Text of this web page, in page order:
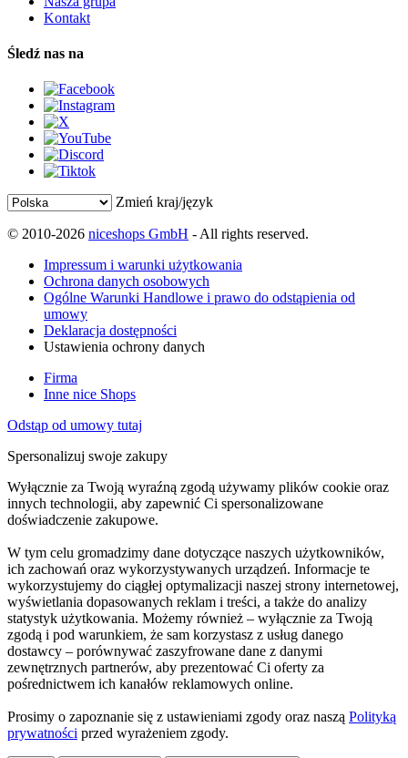
Kontakt
Śledź nas na
Zmień kraj/język
© 2010-2026 niceshops GmbH - All rights reserved.
Impressum i warunki użytkowania
Ochrona danych osobowych
Ogólne Warunki Handlowe i prawo do odstąpienia od
umowy
Deklaracja dostępności
Ustawienia ochrony danych
Firma
Inne nice Shops
Odstąp od umowy tutaj
Spersonalizuj swoje zakupy
Wyłącznie za Twoją wyraźną zgodą używamy plików cookie oraz
innych technologii, aby zapewnić Ci spersonalizowane
doświadczenie zakupowe.
W tym celu gromadzimy dane dotyczące naszych użytkowników,
ich zachowań oraz wykorzystywanych urządzeń. Informacje te
wykorzystujemy do ciągłej optymalizacji naszej strony internetowej,
wyświetlania dopasowanych reklam i treści, a także do analizy
statystyk użytkowania. Możemy również – wyłącznie za Twoją
zgodą i pod warunkiem, że sam korzystasz z usług danego
dostawcy – porównywać zaszyfrowane dane z danymi
zewnętrznych partnerów, aby prezentować Ci oferty za
pośrednictwem ich kanałów reklamowych online.
Prosimy o zapoznanie się z ustawieniami zgody oraz naszą Polityką
prywatności przed wyrażeniem zgody.